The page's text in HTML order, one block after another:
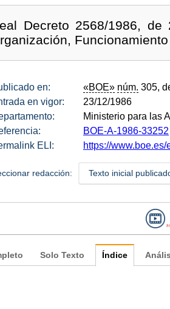
Decreto 2568/1986,
en: «BOE» núm. 305,
en vigor:
23/12/1986
Ministerio para las
BOE-A-1986-33252
ELI:
https://
redacción: Texto inicial
Solo Texto Índice